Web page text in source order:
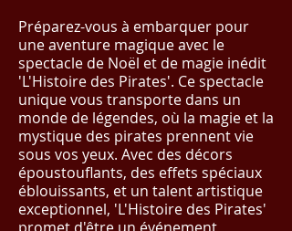
Préparez-vous à embarquer pour
une aventure magique avec le
spectacle de Noël et de magie inédit
'L'Histoire des Pirates'. Ce spectacle
unique vous transporte dans un
monde de légendes, où la magie et la
mystique des pirates prennent vie
sous vos yeux. Avec des décors
époustouflants, des effets spéciaux
éblouissants, et un talent artistique
exceptionnel, 'L'Histoire des Pirates'